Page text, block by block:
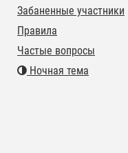
Забаненные участники
Правила
Частые вопросы
Ночная тема